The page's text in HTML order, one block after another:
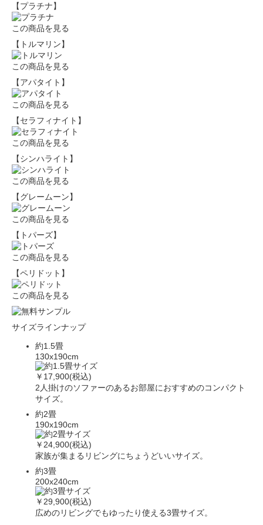
【プラチナ】
この商品を見る
【トルマリン】
この商品を見る
【アパタイト】
この商品を見る
【セラフィナイト】
この商品を見る
【シンハライト】
この商品を見る
【グレームーン】
この商品を見る
【トパーズ】
この商品を見る
【ペリドット】
この商品を見る
サイズラインナップ
約1.5畳
130x190cm
￥17,900(税込)
2人掛けのソファーのあるお部屋におすすめのコンパクト
サイズ。
約2畳
190x190cm
￥24,900(税込)
家族が集まるリビングにちょうどいいサイズ。
約3畳
200x240cm
￥29,900(税込)
広めのリビングでもゆったり使える3畳サイズ。